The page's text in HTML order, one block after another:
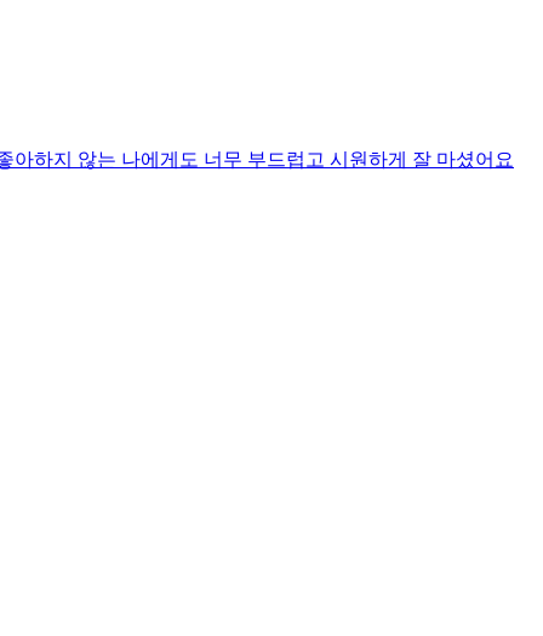
하지 않는 나에게도 너무 부드럽고 시원하게 잘 마셨어요